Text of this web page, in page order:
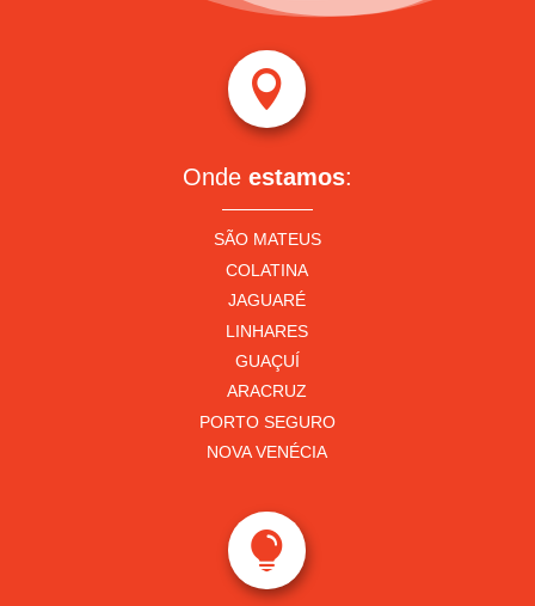

Onde estamos:
SÃO MATEUS
COLATINA
JAGUARÉ
LINHARES
GUAÇUÍ
ARACRUZ
PORTO SEGURO
NOVA VENÉCIA
